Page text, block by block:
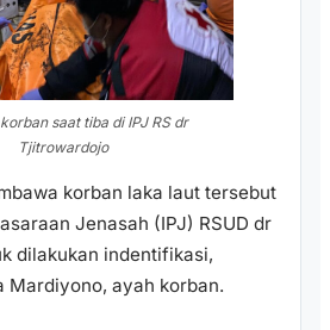
saat tiba di IPJ RS dr
Tjitrowardojo
korban laka laut tersebut
Jenasah (IPJ) RSUD dr
dilakukan indentifikasi,
Mardiyono, ayah korban.